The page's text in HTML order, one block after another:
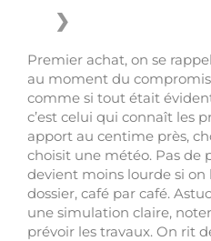
Premier achat, on se
au moment du
comme si tout était
c’est celui qui connaît les
apport au centime près,
choisit une météo. Pas de
devient moins lourde si on
dossier, café par café.
une simulation claire,
prévoir les travaux. On rit